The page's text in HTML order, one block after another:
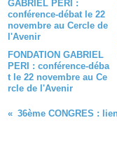
FONDATION GABRIEL
PERI : conférence-déba
t le 22 novembre au Ce
rcle de l'Avenir